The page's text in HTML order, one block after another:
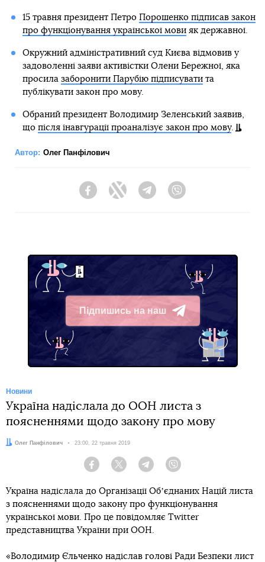
15 травня президент Петро Порошенко підписав закон
про функціонування української мовияк державної.
Окружний адміністративний суд Києва відмовив у
задоволенні заяви активістки Олени Бережної, яка
просила заборонити Парубію підписуватита
публікувати закон про мову.
Обраний президент Володимир Зеленський заявив,
що після інавгурації проаналізує закон про мову.
Автор: Олег Панфілович
FacebookTwitter Telegram
Підпишись на наш
Telegram
Новини
Україна надіслала до ООН листа з
поясненнями щодо закону про мову
Автор:
Олег Панфілович Дата:
23:00, 22 травня 2019
Facebook Twitter Telegram
Україна надіслала до Організації Обʼєднаних Націй листа
з поясненнями щодо закону про функціонування
української мови. Про це повідомляє Twitter
представництва України при ООН.
«Володимир Єльченко надіслав голові Ради Безпеки лист